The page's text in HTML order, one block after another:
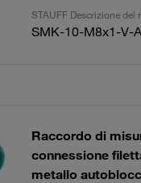
STAUFF Descrizione del
SMK-10-M8x1-V-
Raccordo di
connessione
metallo